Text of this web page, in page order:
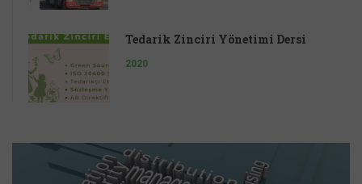
Tedarik Zinciri Yönetimi Dersi
2020